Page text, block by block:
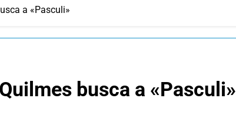
a «Pasculi»
busca a «Pasculi»